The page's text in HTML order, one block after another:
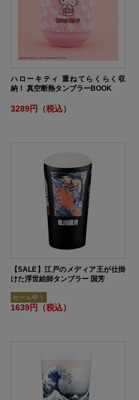
ハローキティ 重ねてらくらく収
納！ 真空断熱タンブラーBOOK
3289円（税込）
【SALE】江戸のメディア王が仕掛
けた浮世絵師タンブラー 国芳
セール中！
1639円（税込）